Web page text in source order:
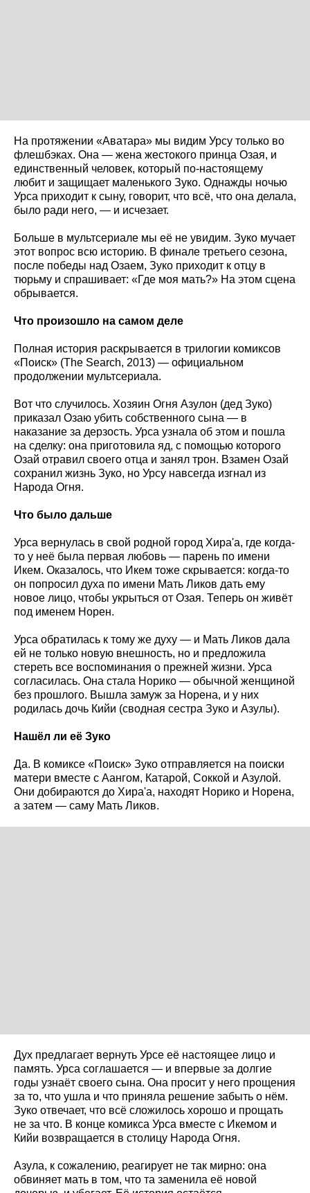
На протяжении «Аватара» мы видим Урсу только во
флешбэках. Она — жена жестокого принца Озая, и
единственный человек, который по-настоящему
любит и защищает маленького Зуко. Однажды ночью
Урса приходит к сыну, говорит, что всё, что она делала,
было ради него, — и исчезает.
Больше в мультсериале мы её не увидим. Зуко мучает
этот вопрос всю историю. В финале третьего сезона,
после победы над Озаем, Зуко приходит к отцу в
тюрьму и спрашивает: «Где моя мать?» На этом сцена
обрывается.
Что произошло на самом деле
Полная история раскрывается в трилогии комиксов
«Поиск» (The Search, 2013) — официальном
продолжении мультсериала.
Вот что случилось. Хозяин Огня Азулон (дед Зуко)
приказал Озаю убить собственного сына — в
наказание за дерзость. Урса узнала об этом и пошла
на сделку: она приготовила яд, с помощью которого
Озай отравил своего отца и занял трон. Взамен Озай
сохранил жизнь Зуко, но Урсу навсегда изгнал из
Народа Огня.
Что было дальше
Урса вернулась в свой родной город Хира'а, где когда-
то у неё была первая любовь — парень по имени
Икем. Оказалось, что Икем тоже скрывается: когда-то
он попросил духа по имени Мать Ликов дать ему
новое лицо, чтобы укрыться от Озая. Теперь он живёт
под именем Норен.
Урса обратилась к тому же духу — и Мать Ликов дала
ей не только новую внешность, но и предложила
стереть все воспоминания о прежней жизни. Урса
согласилась. Она стала Норико — обычной женщиной
без прошлого. Вышла замуж за Норена, и у них
родилась дочь Кийи (сводная сестра Зуко и Азулы).
Нашёл ли её Зуко
Да. В комиксе «Поиск» Зуко отправляется на поиски
матери вместе с Аангом, Катарой, Соккой и Азулой.
Они добираются до Хира'а, находят Норико и Норена,
а затем — саму Мать Ликов.
Дух предлагает вернуть Урсе её настоящее лицо и
память. Урса соглашается — и впервые за долгие
годы узнаёт своего сына. Она просит у него прощения
за то, что ушла и что приняла решение забыть о нём.
Зуко отвечает, что всё сложилось хорошо и прощать
не за что. В конце комикса Урса вместе с Икемом и
Кийи возвращается в столицу Народа Огня.
Азула, к сожалению, реагирует не так мирно: она
обвиняет мать в том, что та заменила её новой